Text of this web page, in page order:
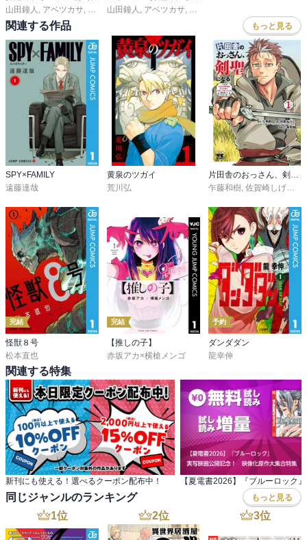
山田鐘人
アベツカサ キャラメル・ママ
山田鐘人
アベツカサ
関連する作品 もっと見る
SPY×FAMILY
遠藤達哉
黄泉のツガイ
荒川弘
片田舎のおっさん、剣聖になる～ただの田舎の剣術師範だったのに、大成した弟子たちが俺を放ってくれない件～
乍藤和樹, 佐賀崎しげる
完結
怪獣８号
松本直也
完結
【推しの子】
赤坂アカ×横槍メンゴ
予約
ダンダダン
龍幸伸
関連する特集
新刊にも使える！選べるクーポン配布中！
同じジャンルのランキング もっと見る
1位 2位 3位